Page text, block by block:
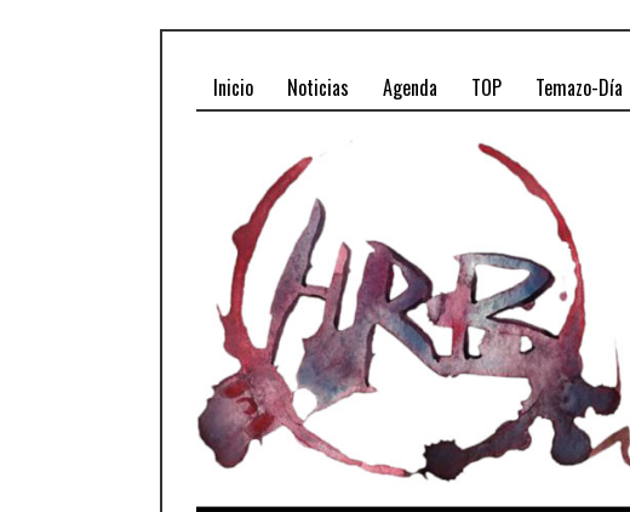
Inicio Noticias Agenda TOP Temazo-Día